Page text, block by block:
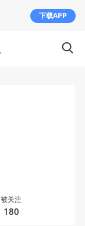
被关注
180
下载APP